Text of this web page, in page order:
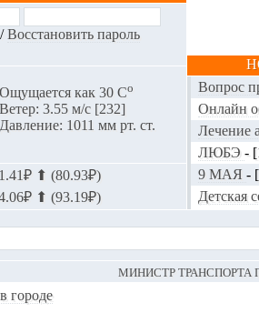
Восстановить пароль
Ощущается как 30 Сo
Ветер: 3.55 м/с [232]
Давление: 1011 мм рт. ст.
⬆ (80.93₽)
⬆ (93.19₽)
Вопрос
Онлайн
Лечение
ЛЮБЭ -
9 МАЯ -
Детская
МИНИСТР
городе